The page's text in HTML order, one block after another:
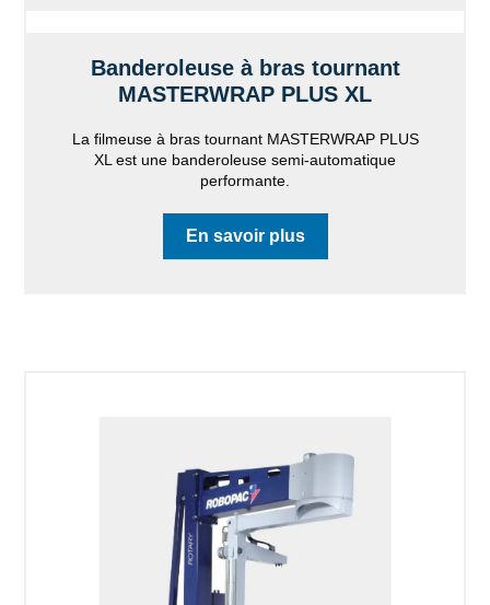
Banderoleuse à bras tournant
MASTERWRAP PLUS XL
La filmeuse à bras tournant MASTERWRAP PLUS
XL est une banderoleuse semi-automatique
performante.
En savoir plus